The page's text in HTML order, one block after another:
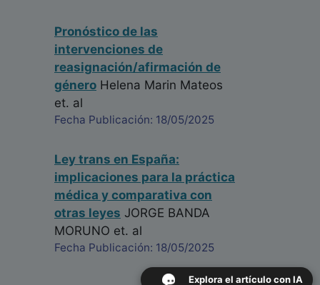
Pronóstico de las
intervenciones de
reasignación/afirmación de
género Helena Marin Mateos
et. al
Fecha Publicación: 18/05/2025
Ley trans en España:
implicaciones para la práctica
médica y comparativa con
otras leyes JORGE BANDA
MORUNO et. al
Fecha Publicación: 18/05/2025
Explora el artículo con IA